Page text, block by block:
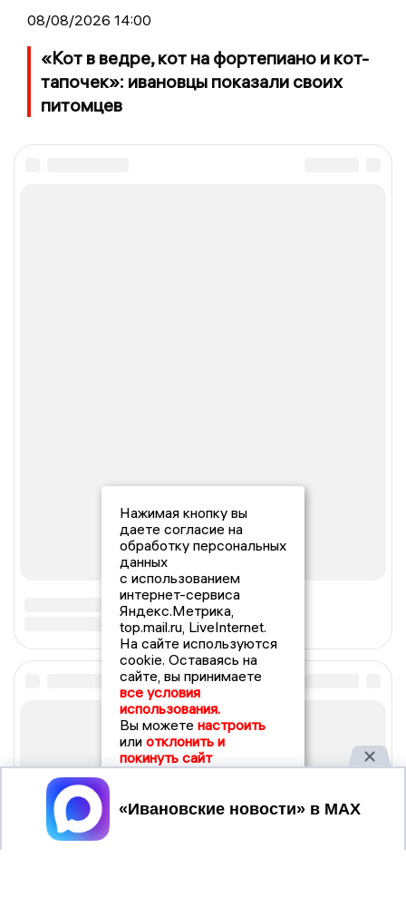
08/08/2026 14:00
«Кот в ведре, кот на фортепиано и кот-
тапочек»: ивановцы показали своих
питомцев
Нажимая кнопку вы
даете согласие на
обработку персональных
данных
с использованием
интернет-сервиса
Яндекс.Метрика,
top.mail.ru, LiveInternet.
На сайте используются
cookie. Оставаясь на
сайте, вы принимаете
все условия
использования.
Вы можете настроить
или отклонить и
покинуть сайт
Принять